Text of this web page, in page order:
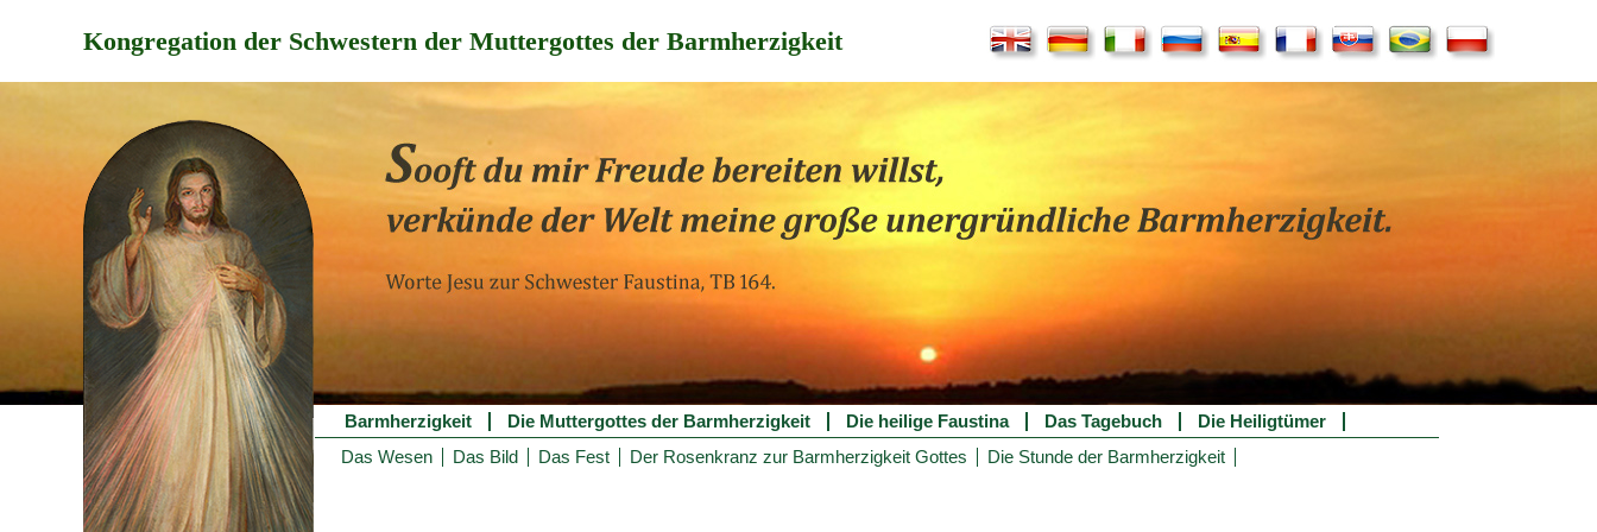
Kongregation der Schwestern der Muttergottes der Barmherzigkeit
Barmherzigkeit Die Muttergottes der Barmherzigkeit Die heilige Faustina Das Tagebuch
Die Heiligtümer
Das Wesen
Das Bild Das Fest Der Rosenkranz zur Barmherzigkeit Gottes Die Stunde der Barmherzigkeit